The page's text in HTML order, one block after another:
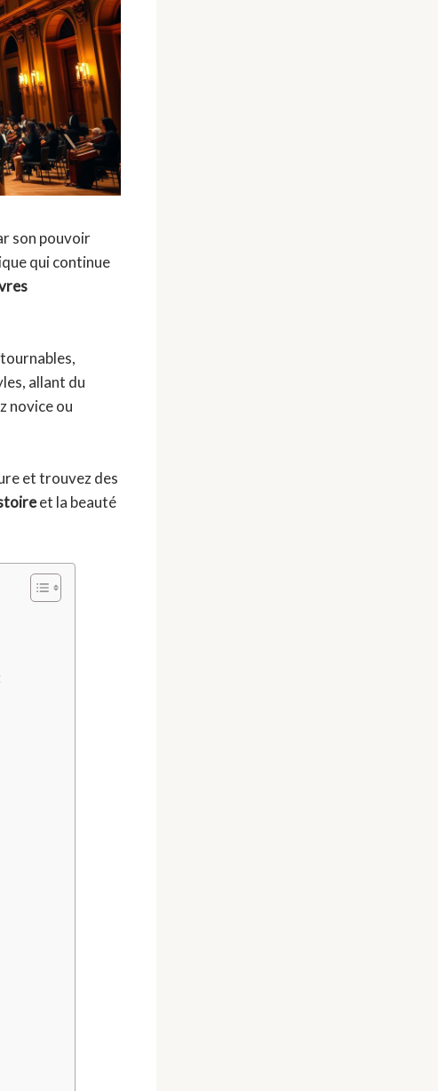
son pouvoir
qui continue
allant du
novice ou
et trouvez des
et la beauté